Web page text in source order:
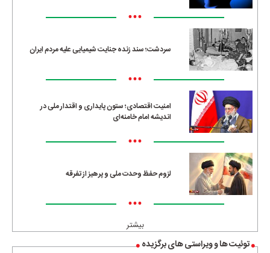
•••
سردشت؛ سند زنده جنایت شیمیایی علیه مردم ایران
•••
امنیت اقتصادی؛ ستون پایداری و اقتدار ملی در
اندیشه امام خامنه‌ای
•••
لزوم حفظ وحدت ملی و پرهیز از تفرقه
•••
بیشتر
توئیت ها و ویراستی های برگزیده